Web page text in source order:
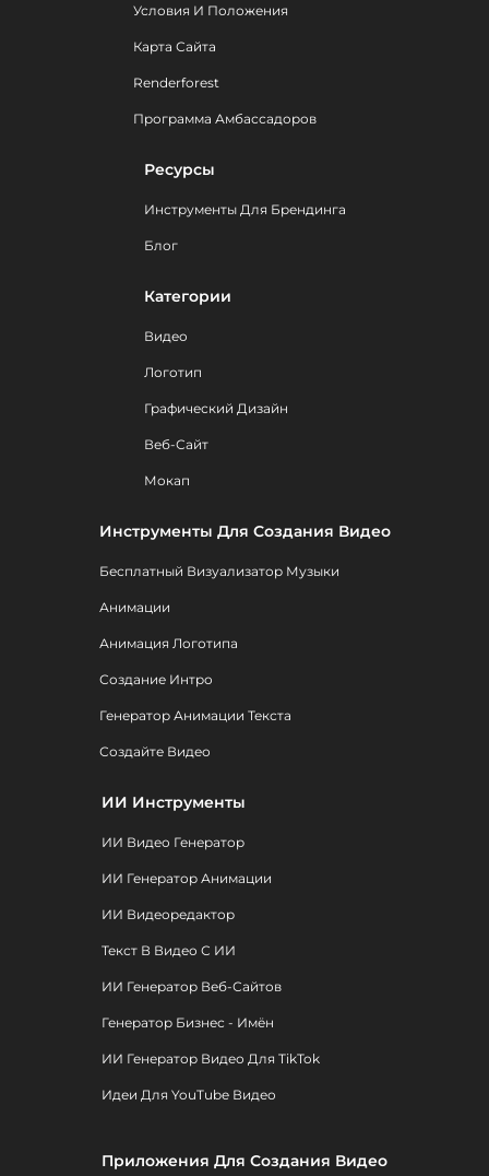
Условия И Положения
Карта Сайта
Renderforest
Программа Амбассадоров
Ресурсы
Инструменты Для Брендинга
Блог
Категории
Видео
Логотип
Графический Дизайн
Веб-Сайт
Мокап
Инструменты Для Создания Видео
Бесплатный Визуализатор Музыки
Анимации
Анимация Логотипа
Создание Интро
Генератор Анимации Текста
Создайте Видео
ИИ Инструменты
ИИ Видео Генератор
ИИ Генератор Анимации
ИИ Видеоредактор
Текст В Видео С ИИ
ИИ Генератор Веб-Сайтов
Генератор Бизнес - Имён
ИИ Генератор Видео Для TikTok
Идеи Для YouTube Видео
Приложения Для Создания Видео